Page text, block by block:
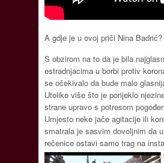
A gdje je u ovoj priči Nina
S obzirom na to da je bila
estradnjacima u borbi protiv
se očekivalo da bude malo
Utoliko više što je porijeklo
strane upravo s potresom
Umjesto neke jače agitacije ili
smatrala je sasvim dovoljnim da
rečenice ostavi samo trag na